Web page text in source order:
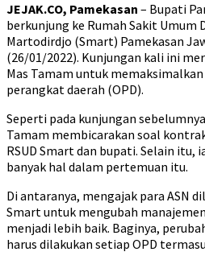
JEJAK.CO, Pamekasan – Bupati
berkunjung ke Rumah Sakit Umum
Martodirdjo (Smart) Pamekasan
(26/01/2022). Kunjungan kali ini
Mas Tamam untuk
perangkat daerah (OPD).
Seperti pada kunjungan
Tamam membicarakan soal
RSUD Smart dan bupati. Selain itu,
banyak hal dalam pertemuan itu.
Di antaranya, mengajak para ASN
Smart untuk mengubah
menjadi lebih baik. Baginya,
harus dilakukan setiap OPD